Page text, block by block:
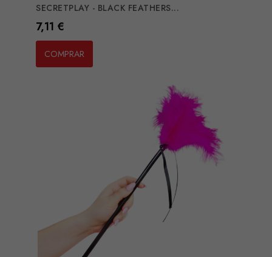
SECRETPLAY - BLACK FEATHERS...
Preço
7,11 €
COMPRAR